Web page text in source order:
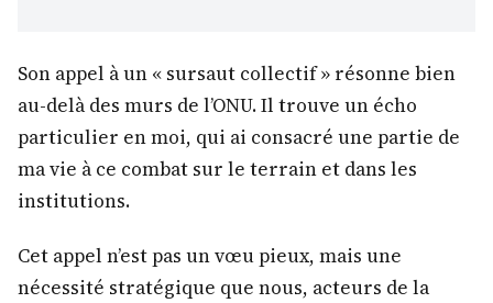
Son appel à un « sursaut collectif » résonne bien
au-delà des murs de l’ONU. Il trouve un écho
particulier en moi, qui ai consacré une partie de
ma vie à ce combat sur le terrain et dans les
institutions.
Cet appel n’est pas un vœu pieux, mais une
nécessité stratégique que nous, acteurs de la